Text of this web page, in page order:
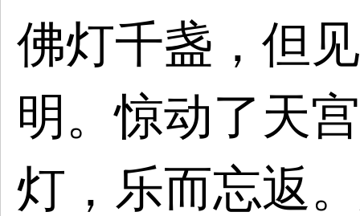
佛灯千盏，但
明。惊动了天
灯，乐而忘返